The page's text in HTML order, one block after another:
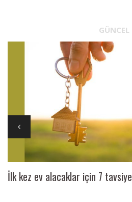
GÜNCEL
İlk kez ev alacaklar için 7 tavsiye